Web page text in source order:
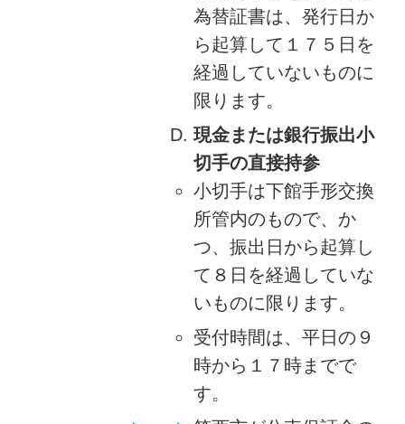
為替証書は、発行日か
ら起算して１７５日を
経過していないものに
限ります。
現金または銀行振出小
切手の直接持参
小切手は下館手形交換
所管内のもので、か
つ、振出日から起算し
て８日を経過していな
いものに限ります。
受付時間は、平日の９
時から１７時までで
す。